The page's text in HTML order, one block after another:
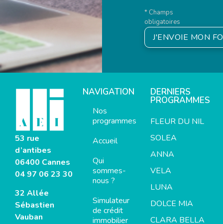
* Champs
obligatoires
J'ENVOIE MON
53 rue
d’antibes
06400 Cannes
04 97 06 23 30
32 Allée
Sébastien
Vauban
NAVIGATION
Nos
programmes
Accueil
Qui
sommes-
nous ?
Simulateur
de crédit
immobilier
DERNIERS
PROGRAMMES
FLEUR DU NIL
SOLEA
ANNA
VELA
LUNA
DOLCE MIA
CLARA BELLA